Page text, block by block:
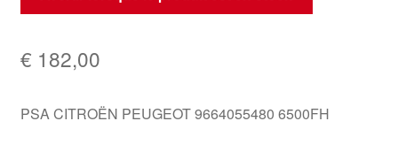
€ 182,00
PSA CITROËN PEUGEOT9664055480 6500FH